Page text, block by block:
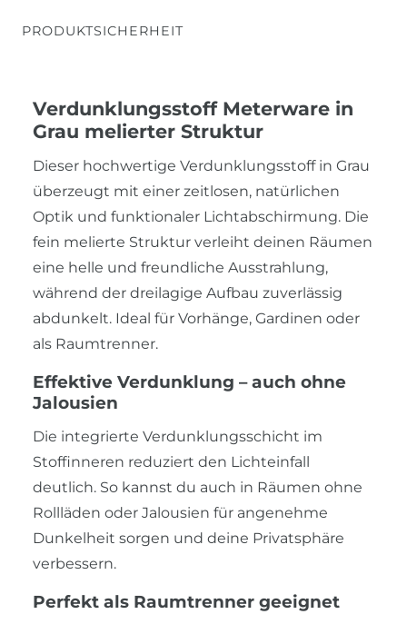
PRODUKTSICHERHEIT
Verdunklungsstoff Meterware in
Grau melierter Struktur
Dieser hochwertige Verdunklungsstoff in Grau
überzeugt mit einer zeitlosen, natürlichen
Optik und funktionaler Lichtabschirmung. Die
fein melierte Struktur verleiht deinen Räumen
eine helle und freundliche Ausstrahlung,
während der dreilagige Aufbau zuverlässig
abdunkelt. Ideal für Vorhänge, Gardinen oder
als Raumtrenner.
Effektive Verdunklung – auch ohne
Jalousien
Die integrierte Verdunklungsschicht im
Stoffinneren reduziert den Lichteinfall
deutlich. So kannst du auch in Räumen ohne
Rollläden oder Jalousien für angenehme
Dunkelheit sorgen und deine Privatsphäre
verbessern.
Perfekt als Raumtrenner geeignet